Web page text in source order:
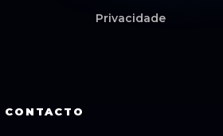
Privacidade
CONTACTO